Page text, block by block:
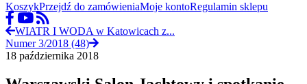
KoszykPrzejdź do zamówieniaMoje kontoRegulamin sklepu
WIATR I WODA w Katowicach z...
Numer 3/2018 (48)
18 października 2018